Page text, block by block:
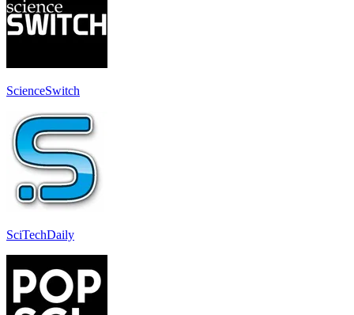
ScienceSwitch
SciTechDaily